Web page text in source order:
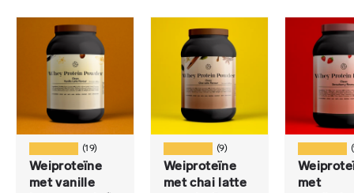
(19)
Weiproteïne
met vanille
(9)
Weiproteïne
met chai latte
met